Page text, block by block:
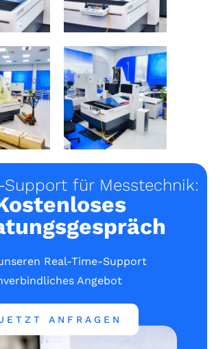
Support für Messtechnik:
Real-Time-Support
Angebot
ANFRAGEN